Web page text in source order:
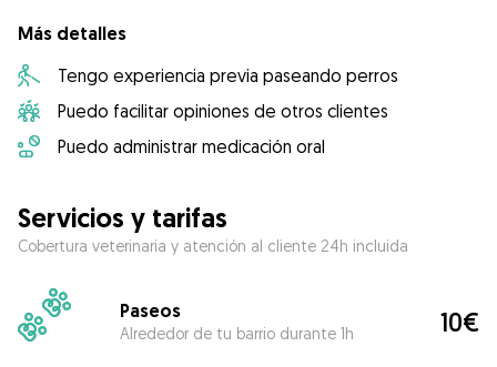
Más detalles
Tengo experiencia previa paseando perros
Puedo facilitar opiniones de otros clientes
Puedo administrar medicación oral
Servicios y tarifas
Cobertura veterinaria y atención al cliente 24h incluida
Paseos
Alrededor de tu barrio durante 1h 10€